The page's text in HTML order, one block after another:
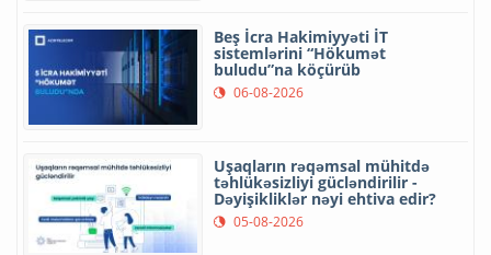
Beş İcra Hakimiyyəti İT
sistemlərini “Hökumət
buludu”na köçürüb
06-08-2026
Uşaqların rəqəmsal mühitdə
təhlükəsizliyi gücləndirilir -
Dəyişikliklər nəyi ehtiva edir?
05-08-2026